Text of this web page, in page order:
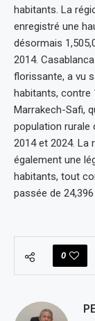
habitants. La
enregistré une
désormais
2014.
florissante, a vu
habitants, contre
Marrakech-Safi,
population rurale
2014 et 2024. La
également une
habitants, tout
passée de
0